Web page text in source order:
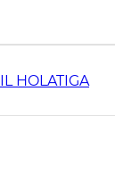
HOLATIGA